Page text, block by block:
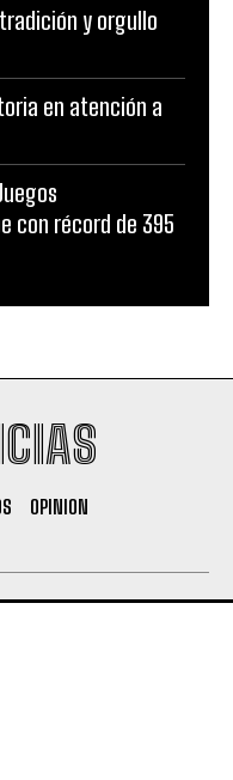
y orgullo
en atención a
con récord de 395
OPINION